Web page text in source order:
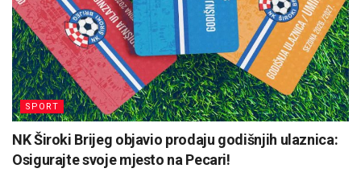
SPORT
NK Široki Brijeg objavio prodaju godišnjih ulaznica:
Osigurajte svoje mjesto na Pecari!